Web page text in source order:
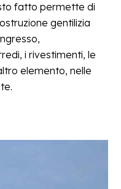
fatto permette di
gentilizia
esso,
i rivestimenti, le
elemento, nelle